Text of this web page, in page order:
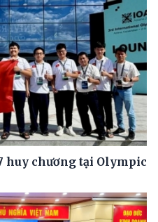
huy chương tại Olympic